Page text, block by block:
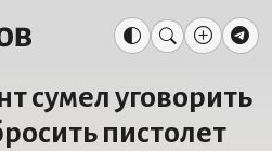
сумел уговорить
пистолет